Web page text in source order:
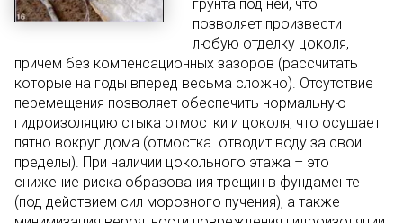
грунта под ней, что
позволяет произвести
любую отделку цоколя,
причем без компенсационных зазоров (рассчитать
которые на годы вперед весьма сложно). Отсутствие
перемещения позволяет обеспечить нормальную
гидроизоляцию стыка отмостки и цоколя, что осушает
пятно вокруг дома (отмостка отводит воду за свои
пределы). При наличии цокольного этажа – это
снижение риска образования трещин в фундаменте
(под действием сил морозного пучения), а также